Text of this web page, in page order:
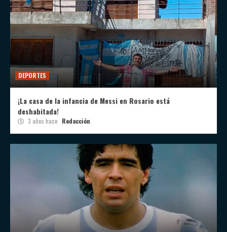
DEPORTES
¡La casa de la infancia de Messi en Rosario está
deshabitada!
3 años hace Redacción